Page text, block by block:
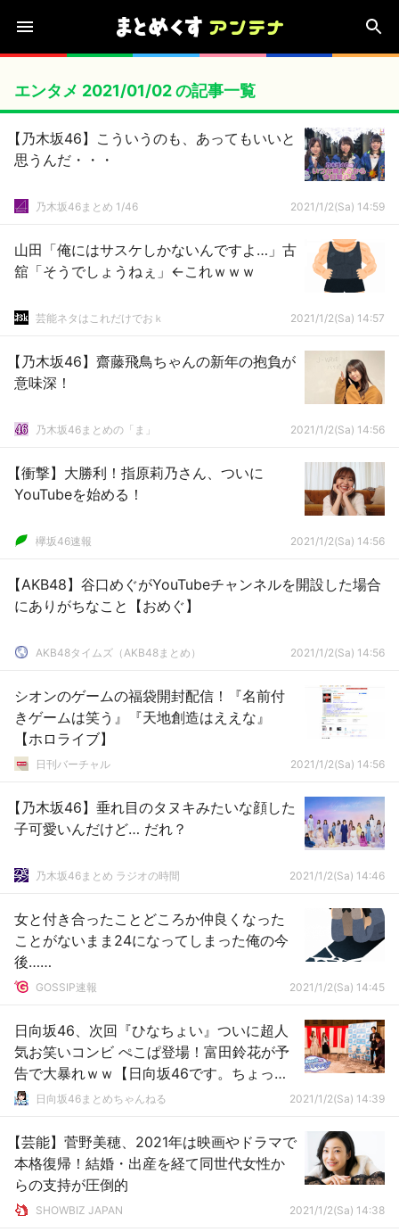
エンタメ 2021/01/02 の記事一覧
【乃木坂46】こういうのも、あってもいいと
思うんだ・・・
乃木坂46まとめ 1/46 2021/1/2(Sa) 14:59
山田「俺にはサスケしかないんですよ…」古
舘「そうでしょうねぇ」←これｗｗｗ
芸能ネタはこれだけでおｋ 2021/1/2(Sa) 14:57
【乃木坂46】齋藤飛鳥ちゃんの新年の抱負が
意味深！
乃木坂46まとめの「ま」 2021/1/2(Sa) 14:56
【衝撃】大勝利！指原莉乃さん、ついに
YouTubeを始める！
欅坂46速報 2021/1/2(Sa) 14:56
【AKB48】谷口めぐがYouTubeチャンネルを開設した場合
にありがちなこと【おめぐ】
AKB48タイムズ（AKB48まとめ） 2021/1/2(Sa) 14:56
シオンのゲームの福袋開封配信！『名前付
きゲームは笑う』『天地創造はええな』
【ホロライブ】
日刊バーチャル 2021/1/2(Sa) 14:56
【乃木坂46】垂れ目のタヌキみたいな顔した
子可愛いんだけど… だれ？
乃木坂46まとめ ラジオの時間 2021/1/2(Sa) 14:46
女と付き合ったことどころか仲良くなった
ことがないまま24になってしまった俺の今
後……
GOSSIP速報 2021/1/2(Sa) 14:45
日向坂46、次回『ひなちょい』ついに超人
気お笑いコンビ ぺこぱ登場！富田鈴花が予
告で大暴れｗｗ【日向坂46です。ちょっと
いいですか？】
日向坂46まとめちゃんねる 2021/1/2(Sa) 14:39
【芸能】菅野美穂、2021年は映画やドラマで
本格復帰！結婚・出産を経て同世代女性か
らの支持が圧倒的
SHOWBIZ JAPAN 2021/1/2(Sa) 14:38